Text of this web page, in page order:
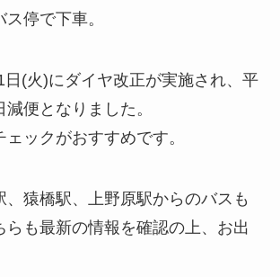
ス停で下車。
(火)にダイヤ改正が実施され、平
便となりました。
ックがおすすめです。
、猿橋駅、上野原駅からのバスも
らも最新の情報を確認の上、お出